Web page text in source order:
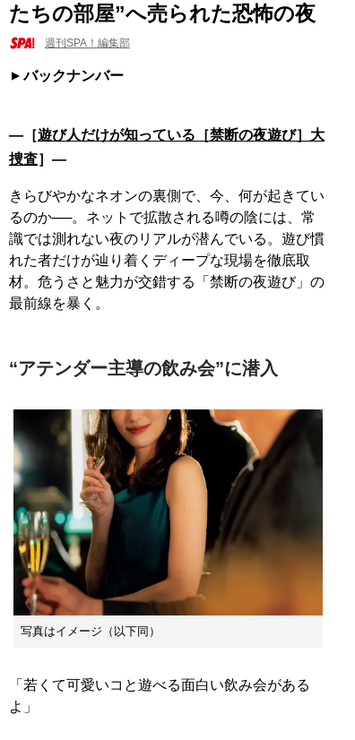
たちの部屋”へ売られた恐怖の夜
週刊SPA！編集部
バックナンバー
―［遊び人だけが知っている［禁断の夜遊び］大
捜査］―
きらびやかなネオンの裏側で、今、何が起きてい
るのか──。ネットで拡散される噂の陰には、常
識では測れない夜のリアルが潜んでいる。遊び慣
れた者だけが辿り着くディープな現場を徹底取
材。危うさと魅力が交錯する「禁断の夜遊び」の
最前線を暴く。
“アテンダー主導の飲み会”に潜入
写真はイメージ（以下同）
「若くて可愛いコと遊べる面白い飲み会がある
よ」